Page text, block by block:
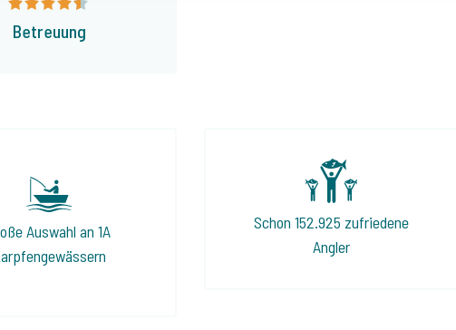
Betreuung
Auswahl an 1A
Schon 152.925 zufriedene
Angler